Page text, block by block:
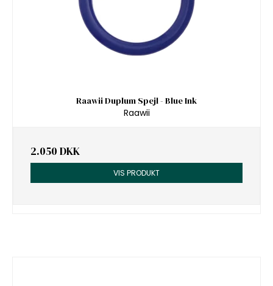
Raawii Duplum Spejl - Blue Ink
Raawii
2.050 DKK
VIS PRODUKT